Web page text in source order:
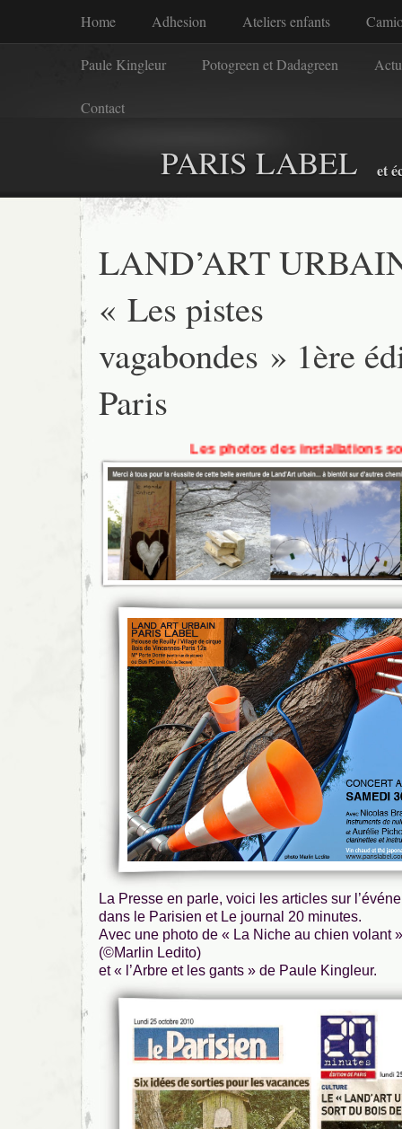
Home Adhesion Ateliers enfants
Paule Kingleur Potogreen et Dadagreen
Contact
PARIS LABEL et
LAND’ART
« Les pistes
vagabondes » 1ère
Paris
Les photos des installations sont à la
La Presse en parle, voici les articles sur
dans le Parisien et Le journal 20 minutes.
Avec une photo de « La Niche au chien volant
(©Marlin Ledito)
et « l’Arbre et les gants » de Paule Kingleur.